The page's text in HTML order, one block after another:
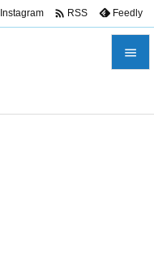

Instagram  RSS Feedly